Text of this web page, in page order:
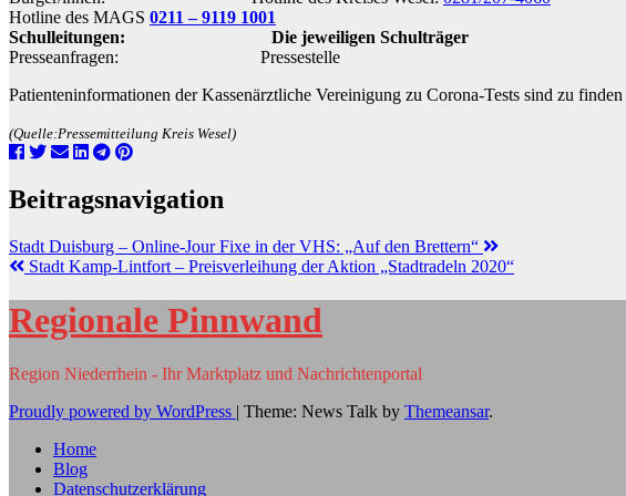
Hotline des MAGS 0211 – 9119 1001
Schulleitungen: Die jeweiligen Schulträger
Presseanfragen: Pressestelle
Patienteninformationen der Kassenärztliche Vereinigung zu Corona-Tests sind zu
(Quelle:Pressemitteilung Kreis Wesel)
Beitragsnavigation
Stadt Duisburg – Online-Jour Fixe in der VHS: „Auf den Brettern“
Stadt Kamp-Lintfort – Preisverleihung der Aktion „Stadtradeln 2020“
Regionale Pinnwand
Region Niederrhein - Ihr Marktplatz und Nachrichtenportal
Proudly powered by WordPress | Theme: News Talk by Themeansar.
Home
Blog
Datenschutzerklärung